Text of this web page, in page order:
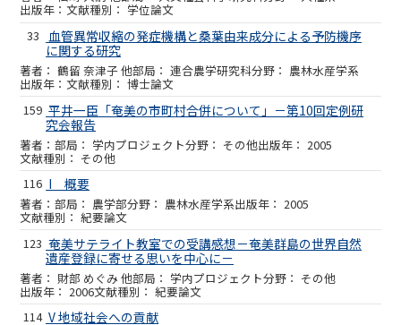
学位論文
33 血管異常収縮の発症機構と桑葉由来成分による予防機序
に関する研究
鶴留 奈津子 他 連合農学研究科 農林水産学系
博士論文
159 平井一臣「奄美の市町村合併について」－第10回定例研
究会報告
学内プロジェクト その他 2005
その他
116 I 概要
農学部 農林水産学系 2005
紀要論文
123 奄美サテライト教室での受講感想－奄美群島の世界自然
遺産登録に寄せる思いを中心に－
財部 めぐみ 他 学内プロジェクト その他
2006
紀要論文
114 V 地域社会への貢献